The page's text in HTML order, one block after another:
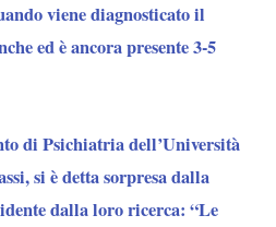
viene diagnosticato il
ed è ancora presente 3-5
di Psichiatria dell’Università
si è detta sorpresa dalla
dalla loro ricerca: “Le